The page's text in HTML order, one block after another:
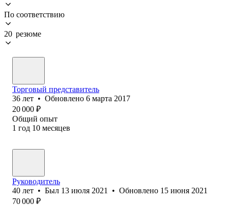
По соответствию
20 резюме
Торговый представитель
36 лет • Обновлено 6 марта 2017
20 000 ₽
Общий опыт
1 год 10 месяцев
Руководитель
40 лет • Был 13 июля 2021 • Обновлено 15 июня 2021
70 000 ₽